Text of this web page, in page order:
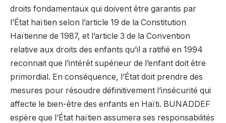
droits fondamentaux qui doivent être garantis par
l’État haïtien selon l’article 19 de la Constitution
Haïtienne de 1987, et l’article 3 de la Convention
relative aux droits des enfants qu’il a ratifié en 1994
reconnait que l’intérêt supérieur de l’enfant doit être
primordial. En conséquence, l’État doit prendre des
mesures pour résoudre définitivement l’insécurité qui
affecte le bien-être des enfants en Haïti. BUNADDEF
espère que l’État haïtien assumera ses responsabilités